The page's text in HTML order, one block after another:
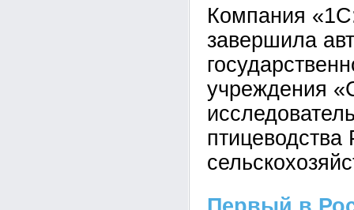
Компания
завершила
учреждения